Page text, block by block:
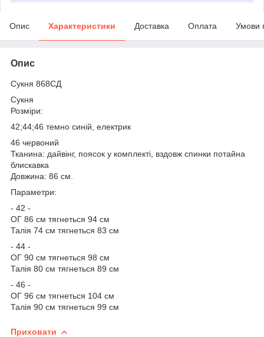
Опис Характеристики Доставка Оплата Умови
Опис
Сукня 868СД
Сукня
Розміри:
42;44;46 темно синій, електрик
46 червоний
Тканина: дайвінг, поясок у комплекті, вздовж спинки потайна
блискавка
Довжина: 86 см.
Параметри:
- 42 -
ОГ 86 см тягнеться 94 см
Талія 74 см тягнеться 83 см
- 44 -
ОГ 90 см тягнеться 98 см
Талія 80 см тягнеться 89 см
- 46 -
ОГ 96 см тягнеться 104 см
Талія 90 см тягнеться 99 см
Приховати